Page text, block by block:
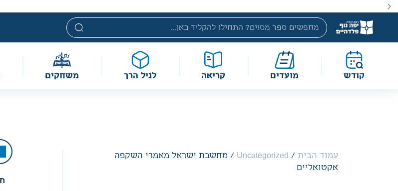
באתר מוצעים מוצרים במחירים נמוכים ומוזלים מהמחיר הקטלוגי. מחירים אלה ניתנים במסגרת מדיניות תמחור
מוגבלת וע״פ התקנות.
קודש מועדים קריאה לגיל הרך משחקים
עמוד הבית /
Uncategorized / מחשבת ישראל מאמרי השקפה
אקטואליים